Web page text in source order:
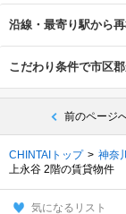
沿線・最寄り駅から
こだわり条件で市区
前のページ
CHINTAIトップ 神奈
上永谷 2階の賃貸物件
気になるリスト